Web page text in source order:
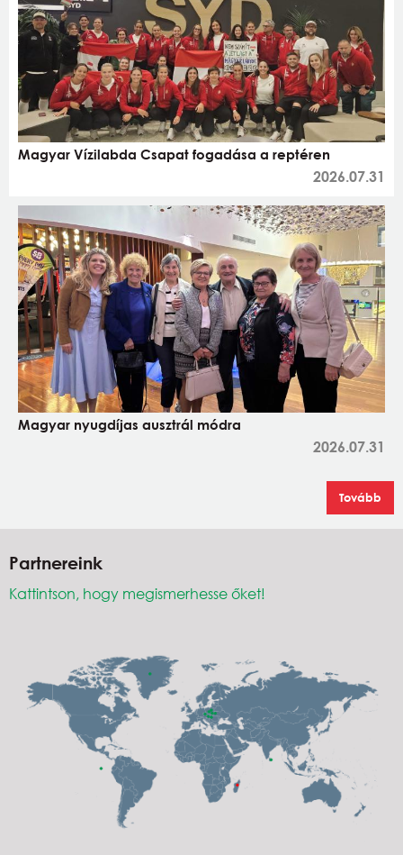
Magyar Vízilabda Csapat fogadása a reptéren
2026.07.31
Magyar nyugdíjas ausztrál módra
2026.07.31
Tovább
Partnereink
Kattintson, hogy megismerhesse őket!